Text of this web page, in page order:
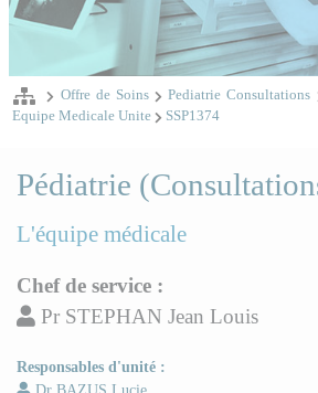
Offre de Soins Pediatrie Consultations
Equipe Medicale Unite
SSP1374
Pédiatrie
L'équipe médicale
Chef de service :
Pr STEPHAN Jean Louis
Responsables d'unité :